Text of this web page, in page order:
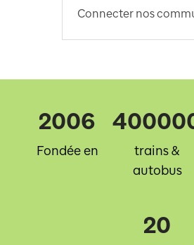
Connecter nos
2006
Fondée en
trains &
autobus
20